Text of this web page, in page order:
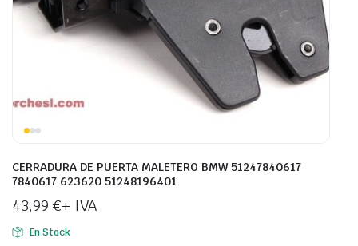
CERRADURA DE PUERTA MALETERO BMW 51247840617
7840617 623620 51248196401
43,99 €+ IVA
En Stock